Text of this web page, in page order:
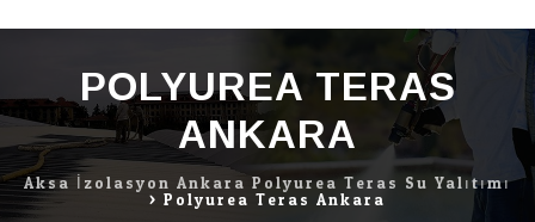
content
POLYUREA TERAS
ANKARA
Aksa İzolasyon Ankara Polyurea Teras Su Yalıtımı
> Polyurea Teras Ankara